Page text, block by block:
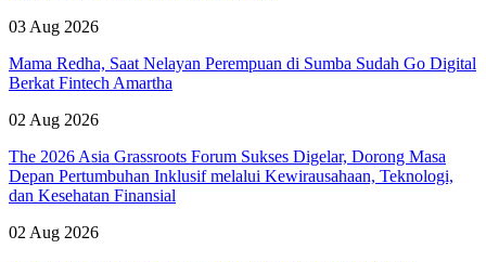
03 Aug 2026
Mama Redha, Saat Nelayan Perempuan di Sumba Sudah Go Digital
Berkat Fintech Amartha
02 Aug 2026
The 2026 Asia Grassroots Forum Sukses Digelar, Dorong Masa
Depan Pertumbuhan Inklusif melalui Kewirausahaan, Teknologi,
dan Kesehatan Finansial
02 Aug 2026